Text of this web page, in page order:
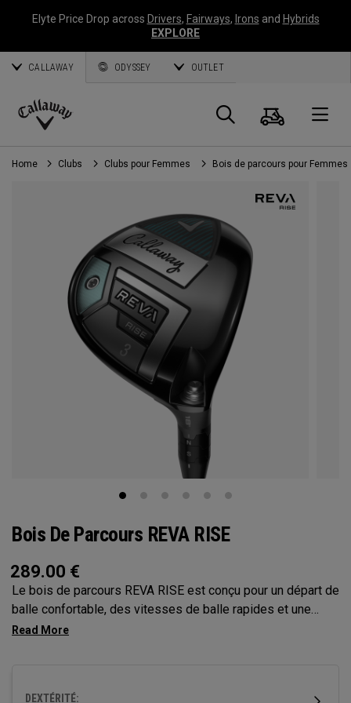
Elyte Price Drop across Drivers, Fairways, Irons and Hybrids
EXPLORE
CALLAWAY ODYSSEY OUTLET
Callaway
Golf
Panier
Home Clubs Clubs pour Femmes Bois de parcours pour Femmes
Bois De Parcours REVA RISE
289.00 €
Le bois de parcours REVA RISE est conçu pour un départ de
balle confortable, des vitesses de balle rapides et une
tolérance maximale. Il intègre les dynamiques de swings
DEXTÉRITÉ: